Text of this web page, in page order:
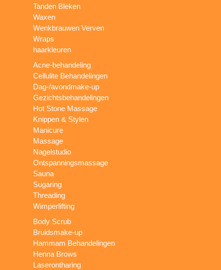
Tanden Bleken
Waxen
Wenkbrauwen Verven
Wraps
haarkleuren
Acne-behandeling
Cellulite Behandelingen
Dag-/avondmake-up
Gezichtsbehandelingen
Hot Stone Massage
Knippen & Stylen
Manicure
Massage
Nagelstudio
Ontspanningsmassage
Sauna
Sugaring
Threading
Wimperlifting
Body Scrub
Bruidsmake-up
Hammam Behandelingen
Henna Brows
Laserontharing